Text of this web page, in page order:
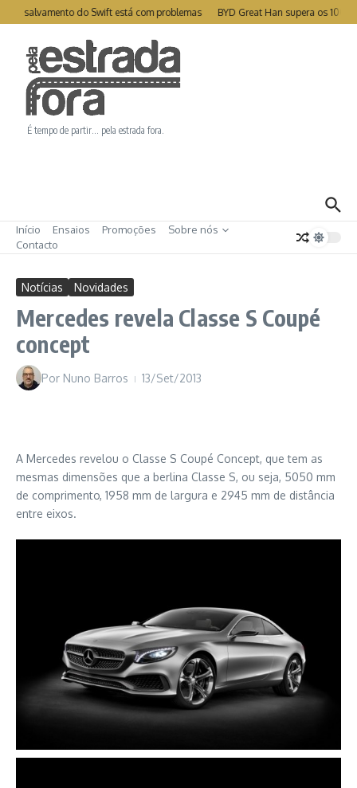
Ir para o conteúdo
salvamento do Swift está com problemas BYD Great Han supera os 1000km
É tempo de partir… pela estrada fora.
Início Ensaios Promoções
Sobre nós
Contacto
Notícias Novidades
Mercedes revela Classe S Coupé
concept
Por Nuno Barros 13/Set/2013
A Mercedes revelou o Classe S Coupé Concept, que tem as
mesmas dimensões que a berlina Classe S, ou seja, 5050 mm
de comprimento, 1958 mm de largura e 2945 mm de distância
entre eixos.